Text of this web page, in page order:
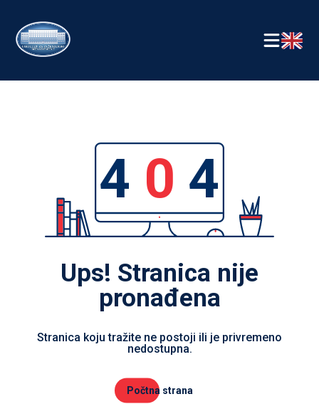
4 0 4
Ups! Stranica nije
pronađena
Stranica koju tražite ne postoji ili je privremeno
nedostupna.
Počtna strana